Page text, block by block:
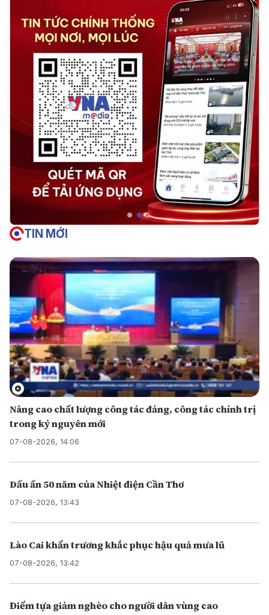
TIN MỚI
Nâng cao chất lượng công tác đảng, công tác chính trị
trong kỷ nguyên mới
07-08-2026, 14:06
Dấu ấn 50 năm của Nhiệt điện Cần Thơ
07-08-2026, 13:43
Lào Cai khẩn trương khắc phục hậu quả mưa lũ
07-08-2026, 13:42
Điểm tựa giảm nghèo cho người dân vùng cao